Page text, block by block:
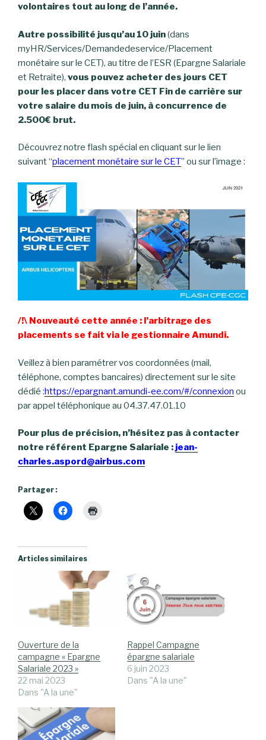
volontaires tout au long de l’année.
Autre possibilité jusqu’au 10 juin(dans
myHR/Services/Demandedeservice/Placement
monétaire sur le CET), au titre de l’ESR (Epargne Salariale
et Retraite), vous pouvez acheter des jours CET
pour les placer dans votre CET Fin de carrière sur
votre salaire du mois de juin, à concurrence de
2.500€ brut.
Découvrez notre flash spécial en cliquant sur le lien
suivant “placement monétaire sur le CET” ou sur l’image :
/!\ Nouveauté cette année : l’arbitrage des
placements se fait via le gestionnaire Amundi.
Veillez à bien paramétrer vos coordonnées (mail,
téléphone, comptes bancaires) directement sur le site
dédié :https://epargnant.amundi-ee.com/#/connexion ou
par appel téléphonique au 04.37.47.01.10
Pour plus de précision, n’hésitez pas à contacter
notre référent Epargne Salariale :jean-
charles.aspord@airbus.com
Partager :
Articles similaires
Ouverture de la
campagne « Epargne
Salariale 2023 »
22 mai 2023
Dans "A la une"
Rappel Campagne
épargne salariale
6 juin 2023
Dans "A la une"